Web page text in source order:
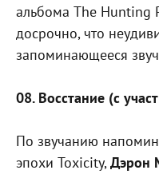
альбома The Hunting
досрочно, что
запоминающееся
08. Восстание (с
По звучанию
эпохи Toxicity,Дэрон